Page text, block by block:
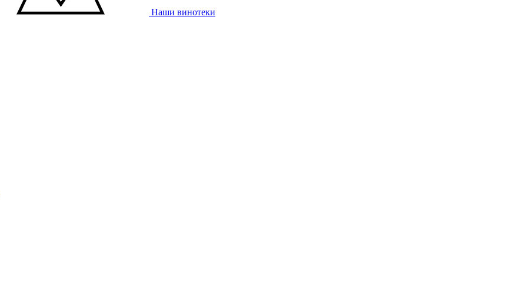
Наши винотеки